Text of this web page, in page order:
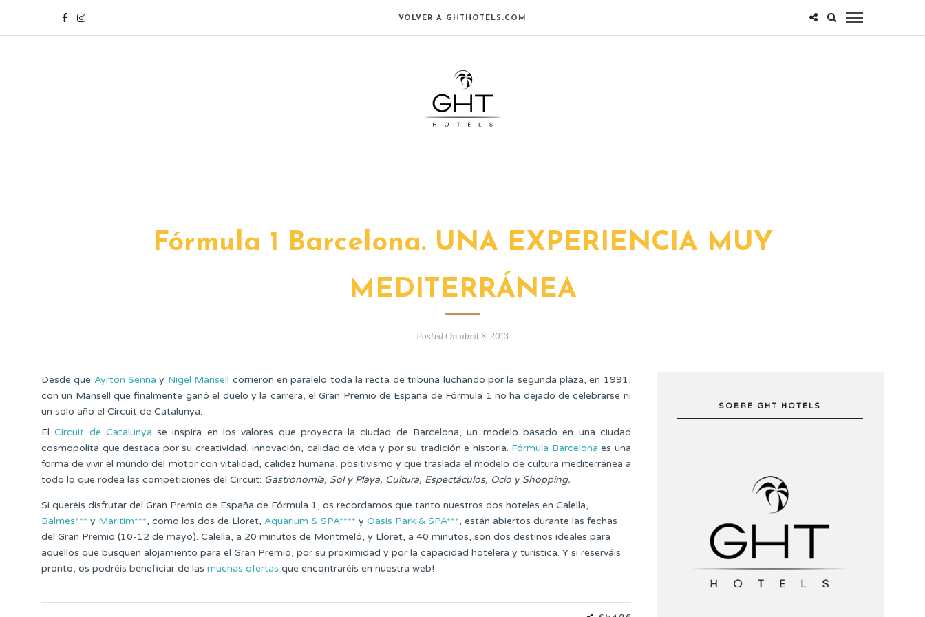
VOLVER A GHTHOTELS.COM
Fórmula 1 Barcelona. UNA EXPERIENCIA MUY
MEDITERRÁNEA
Posted On abril 8, 2013
Desde que Ayrton Senna y Nigel Mansell corrieron en paralelo toda la recta de tribuna luchando por la segunda plaza, en 1991,
con un Mansell que finalmente ganó el duelo y la carrera, el Gran Premio de España de Fórmula 1 no ha dejado de celebrarse ni
un solo año el Circuit de Catalunya.
ElCircuit de Catalunya se inspira en los valores que proyecta la ciudad de Barcelona, un modelo basado en una ciudad
cosmopolita que destaca por su creatividad, innovación, calidad de vida y por su tradición e historia. Fórmula Barcelona es una
forma de vivir el mundo del motor con vitalidad, calidez humana, positivismo y que traslada el modelo de cultura mediterránea a
todo lo que rodea las competiciones del Circuit: Gastronomía, Sol y Playa, Cultura, Espectáculos, Ocio y Shopping.
Si queréis disfrutar del Gran Premio de España de Fórmula 1, os recordamos que tanto nuestros dos hoteles en Calella,
Balmes*** y Maritim***, como los dos de Lloret, Aquarium & SPA**** y Oasis Park & SPA***, están abiertos durante las fechas
del Gran Premio (10-12 de mayo). Calella, a 20 minutos de Montmeló, y Lloret, a 40 minutos, son dos destinos ideales para
aquellos que busquen alojamiento para el Gran Premio, por su proximidad y por la capacidad hotelera y turística. Y si reserváis
pronto, os podréis beneficiar de las muchas ofertas que encontraréis en nuestra web!
SOBRE GHT HOTELS